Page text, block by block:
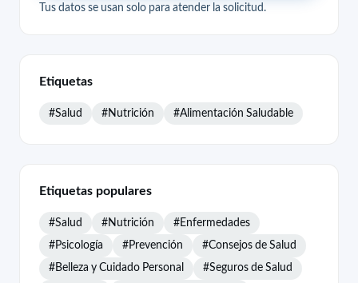
Tus datos se usan solo para atender la solicitud.
Etiquetas
#Salud #Nutrición #Alimentación Saludable
Etiquetas populares
#Salud #Nutrición #Enfermedades
#Psicología #Prevención #Consejos de Salud
#Belleza y Cuidado Personal #Seguros de Salud